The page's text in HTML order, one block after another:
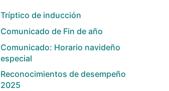
Tríptico de inducción
Comunicado de Fin de año
Comunicado: Horario navideño
especial
Reconocimientos de desempeño
2025